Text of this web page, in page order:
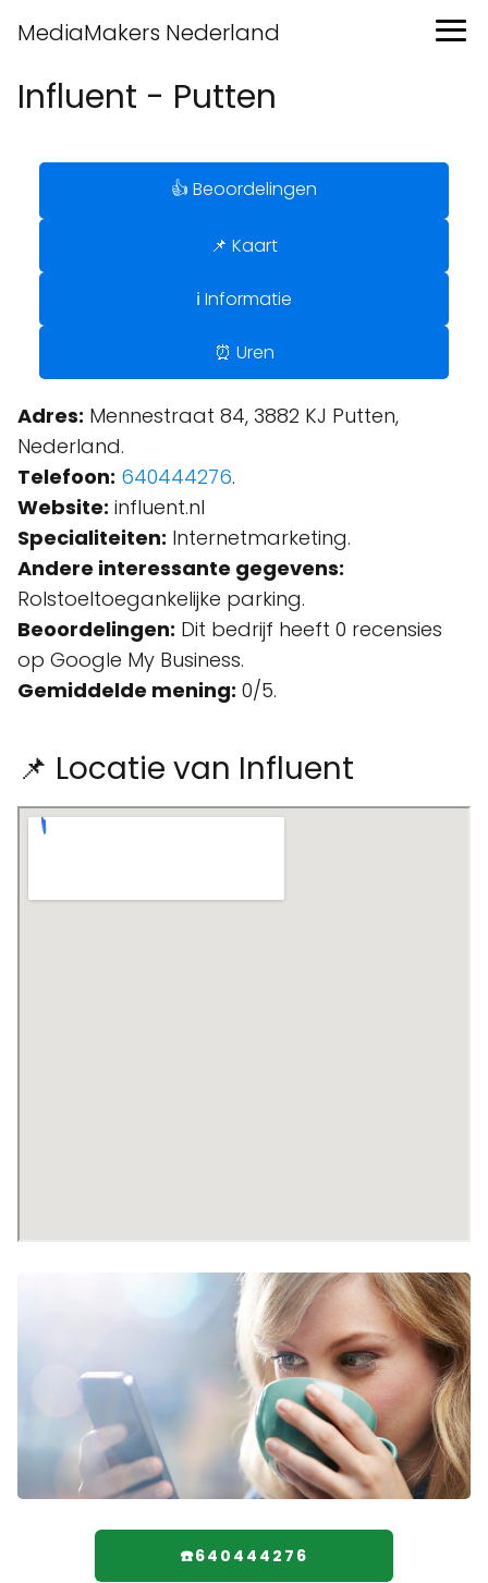
MediaMakers Nederland
Influent - Putten
👍 Beoordelingen
📌 Kaart
ℹ️ Informatie
⏰ Uren
Adres: Mennestraat 84, 3882 KJ Putten,
Nederland.
Telefoon: 640444276.
Website: influent.nl
Specialiteiten: Internetmarketing.
Andere interessante gegevens:
Rolstoeltoegankelijke parking.
Beoordelingen: Dit bedrijf heeft 0 recensies
op Google My Business.
Gemiddelde mening: 0/5.
📌 Locatie van Influent
☎️640444276